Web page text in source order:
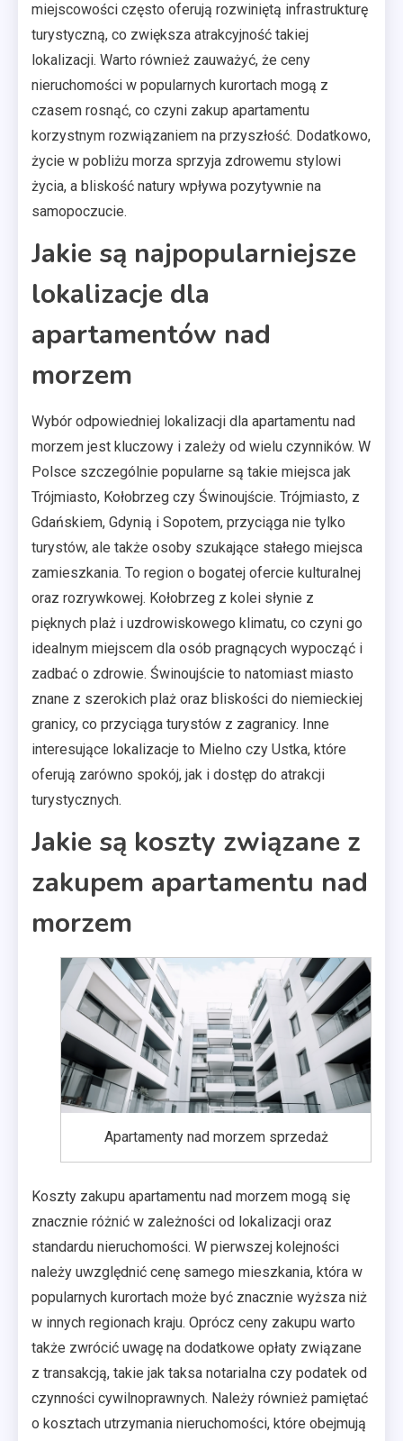
miejscowości często oferują rozwiniętą infrastrukturę
turystyczną, co zwiększa atrakcyjność takiej
lokalizacji. Warto również zauważyć, że ceny
nieruchomości w popularnych kurortach mogą z
czasem rosnąć, co czyni zakup apartamentu
korzystnym rozwiązaniem na przyszłość. Dodatkowo,
życie w pobliżu morza sprzyja zdrowemu stylowi
życia, a bliskość natury wpływa pozytywnie na
samopoczucie.
Jakie są najpopularniejsze
lokalizacje dla
apartamentów nad
morzem
Wybór odpowiedniej lokalizacji dla apartamentu nad
morzem jest kluczowy i zależy od wielu czynników. W
Polsce szczególnie popularne są takie miejsca jak
Trójmiasto, Kołobrzeg czy Świnoujście. Trójmiasto, z
Gdańskiem, Gdynią i Sopotem, przyciąga nie tylko
turystów, ale także osoby szukające stałego miejsca
zamieszkania. To region o bogatej ofercie kulturalnej
oraz rozrywkowej. Kołobrzeg z kolei słynie z
pięknych plaż i uzdrowiskowego klimatu, co czyni go
idealnym miejscem dla osób pragnących wypocząć i
zadbać o zdrowie. Świnoujście to natomiast miasto
znane z szerokich plaż oraz bliskości do niemieckiej
granicy, co przyciąga turystów z zagranicy. Inne
interesujące lokalizacje to Mielno czy Ustka, które
oferują zarówno spokój, jak i dostęp do atrakcji
turystycznych.
Jakie są koszty związane z
zakupem apartamentu nad
morzem
Apartamenty nad morzem sprzedaż
Koszty zakupu apartamentu nad morzem mogą się
znacznie różnić w zależności od lokalizacji oraz
standardu nieruchomości. W pierwszej kolejności
należy uwzględnić cenę samego mieszkania, która w
popularnych kurortach może być znacznie wyższa niż
w innych regionach kraju. Oprócz ceny zakupu warto
także zwrócić uwagę na dodatkowe opłaty związane
z transakcją, takie jak taksa notarialna czy podatek od
czynności cywilnoprawnych. Należy również pamiętać
o kosztach utrzymania nieruchomości, które obejmują